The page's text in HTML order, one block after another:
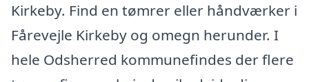
Kirkeby. Find en tømrer eller håndværker i
Fårevejle Kirkeby og omegn herunder. I
hele Odsherred kommunefindes der flere